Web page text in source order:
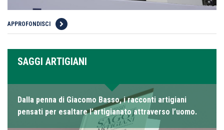
APPROFONDISCI
SAGGI ARTIGIANI
Dalla penna di Giacomo Basso, i racconti artigiani
pensati per esaltare l’artigianato attraverso l’uomo.